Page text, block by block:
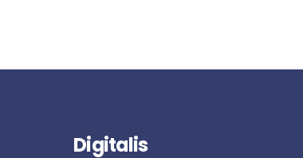
Digitalis